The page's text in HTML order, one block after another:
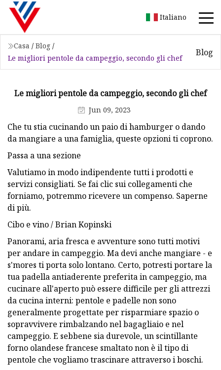
Italiano
Casa / Blog /
Le migliori pentole da campeggio, secondo gli chef
Blog
Le migliori pentole da campeggio, secondo gli chef
Jun 09, 2023
Che tu stia cucinando un paio di hamburger o dando
da mangiare a una famiglia, queste opzioni ti coprono.
Passa a una sezione
Valutiamo in modo indipendente tutti i prodotti e
servizi consigliati. Se fai clic sui collegamenti che
forniamo, potremmo ricevere un compenso. Saperne
di più.
Cibo e vino / Brian Kopinski
Panorami, aria fresca e avventure sono tutti motivi
per andare in campeggio. Ma devi anche mangiare - e
s'mores ti porta solo lontano. Certo, potresti portare la
tua padella antiaderente preferita in campeggio, ma
cucinare all'aperto può essere difficile per gli attrezzi
da cucina interni: pentole e padelle non sono
generalmente progettate per risparmiare spazio o
sopravvivere rimbalzando nel bagagliaio e nel
campeggio. E sebbene sia durevole, un scintillante
forno olandese francese smaltato non è il tipo di
pentole che vogliamo trascinare attraverso i boschi.